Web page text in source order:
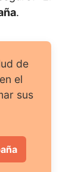
.
de
el
sus